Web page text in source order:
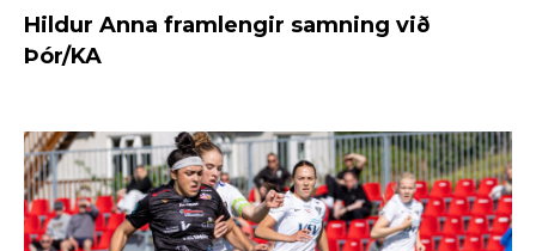
Hildur Anna framlengir samning við
Þór/KA